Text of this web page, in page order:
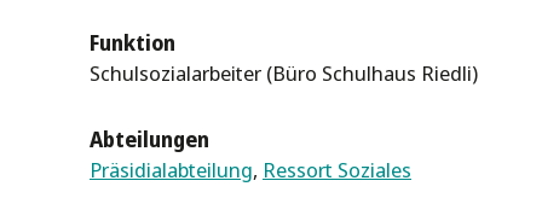
Funktion
Schulsozialarbeiter (Büro Schulhaus Riedli)
Abteilungen
Präsidialabteilung,Ressort Soziales